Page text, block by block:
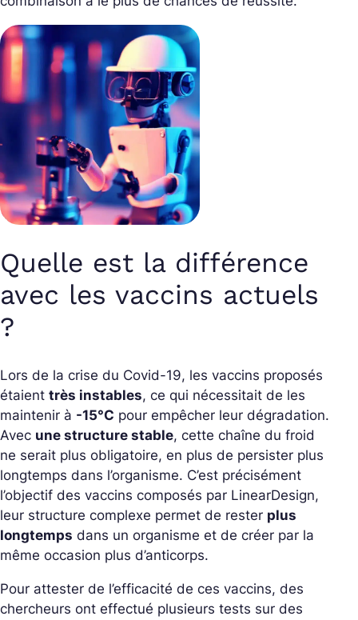
Quelle est la différence
avec les vaccins actuels
?
Lors de la crise du Covid-19, les vaccins proposés
étaient très instables, ce qui nécessitait de les
maintenir à -15°C pour empêcher leur dégradation.
Avec une structure stable, cette chaîne du froid
ne serait plus obligatoire, en plus de persister plus
longtemps dans l’organisme. C’est précisément
l’objectif des vaccins composés par LinearDesign,
leur structure complexe permet de rester plus
longtemps dans un organisme et de créer par la
même occasion plus d’anticorps.
Pour attester de l’efficacité de ces vaccins, des
chercheurs ont effectué plusieurs tests sur des